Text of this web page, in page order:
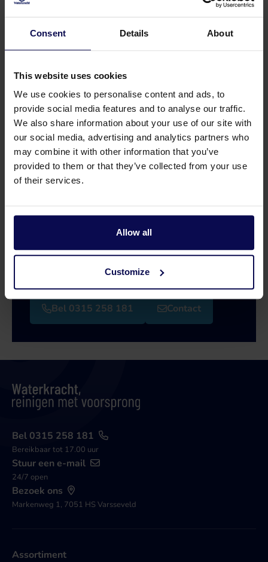
Consent Details About
This website uses cookies
We use cookies to personalise content and ads, to
provide social media features and to analyse our traffic.
We also share information about your use of our site with
our social media, advertising and analytics partners who
may combine it with other information that you’ve
provided to them or that they’ve collected from your use
of their services.
Allow all
Customize
Vermogen
Heb je een vraag of hulp nodig?
zoektocht naar een oplossing die aansluit op
Bel 0315 258 181 Contact
Bel 0315 258 181
Bereikbaar tot 17.00 uur
Stuur een e-mail
24/7 open
Bezoek ons
Markenweg 1, 7051 HS Varsseveld
Assortiment